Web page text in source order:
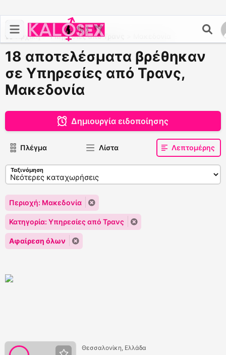
Αρχική >Υπηρεσίες από Τρανς
18 αποτελέσματα βρέθηκαν
σε Υπηρεσίες από Τρανς,
Μακεδονία
Δημιουργία ειδοποίησης
Πλέγμα Λίστα Λεπτομέρης
Ταξινόμηση
Περιοχή: Μακεδονία
Κατηγορία: Υπηρεσίες από Τρανς
Αφαίρεση όλων
Θεσσαλονίκη, Ελλάδα